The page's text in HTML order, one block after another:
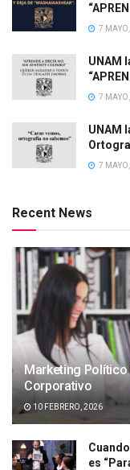
7
UNAM
7
UNAM
7
Recent News
Marketing Político
Corporativo
10 FEBRERO, 2026
es